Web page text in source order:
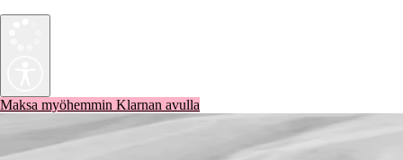
Maksa myöhemmin Klarnan avulla